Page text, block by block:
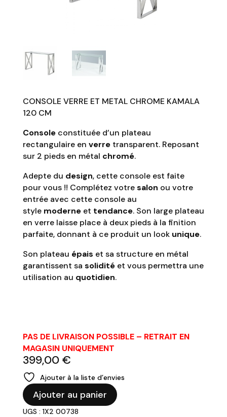
CONSOLE VERRE ET METAL CHROME KAMALA
120 CM
Consoleconstituée d’un plateau
rectangulaire en verretransparent. Reposant
sur 2 pieds en métal chromé.
Adepte du design, cette console est faite
pour vous !! Complétez votresalon ou votre
entrée avec cette console au
style moderneet tendance. Son large plateau
en verre laisse place à deux pieds à la finition
parfaite, donnant à ce produit un look unique.
Son plateau épais et sa structure en métal
garantissent sa soliditéet vous permettra une
utilisation au quotidien.
PAS DE LIVRAISON POSSIBLE – RETRAIT EN
MAGASIN UNIQUEMENT
399,00 €
Ajouter à la liste d’envies
quantité
de
KAMALA
Ajouter au panier
UGS : 1X2 00738